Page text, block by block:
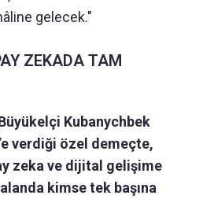
gelecek."
ZEKADA TAM
Kubanychbek
verdiği özel demeçte,
zeka ve dijital gelişime
kimse tek başına